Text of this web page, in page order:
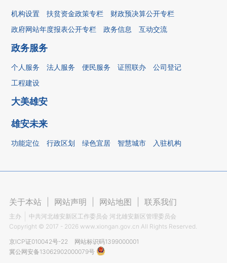
机构设置 扶贫资金政策专栏
财政预决算公开专栏
政府网站年度报表公开专栏
政务信息 互动交流
政务服务
个人服务 法人服务 便民服务 证照联办
公司登记
工程建设
大美雄安
雄安未来
功能定位 行政区划 绿色宜居 智慧城市 入驻机构
关于本站 网站声明 网站地图 联系我们
主办
中共河北雄安新区工作委员会 河北雄安新区管理委员会
Copyright © 2017 - 2026 www.xiongan.gov.cn All Rights Reserved.
京ICP证010042号-22
网站标识码1399000001
冀公网安备13062902000079号